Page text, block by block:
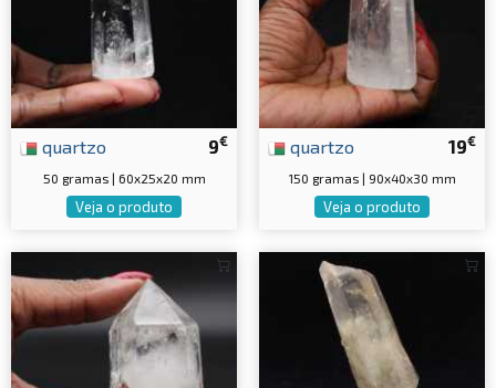
9€
quartzo
50 gramas | 60x25x20 mm
Veja o produto
19€
quartzo
150 gramas | 90x40x30 mm
Veja o produto